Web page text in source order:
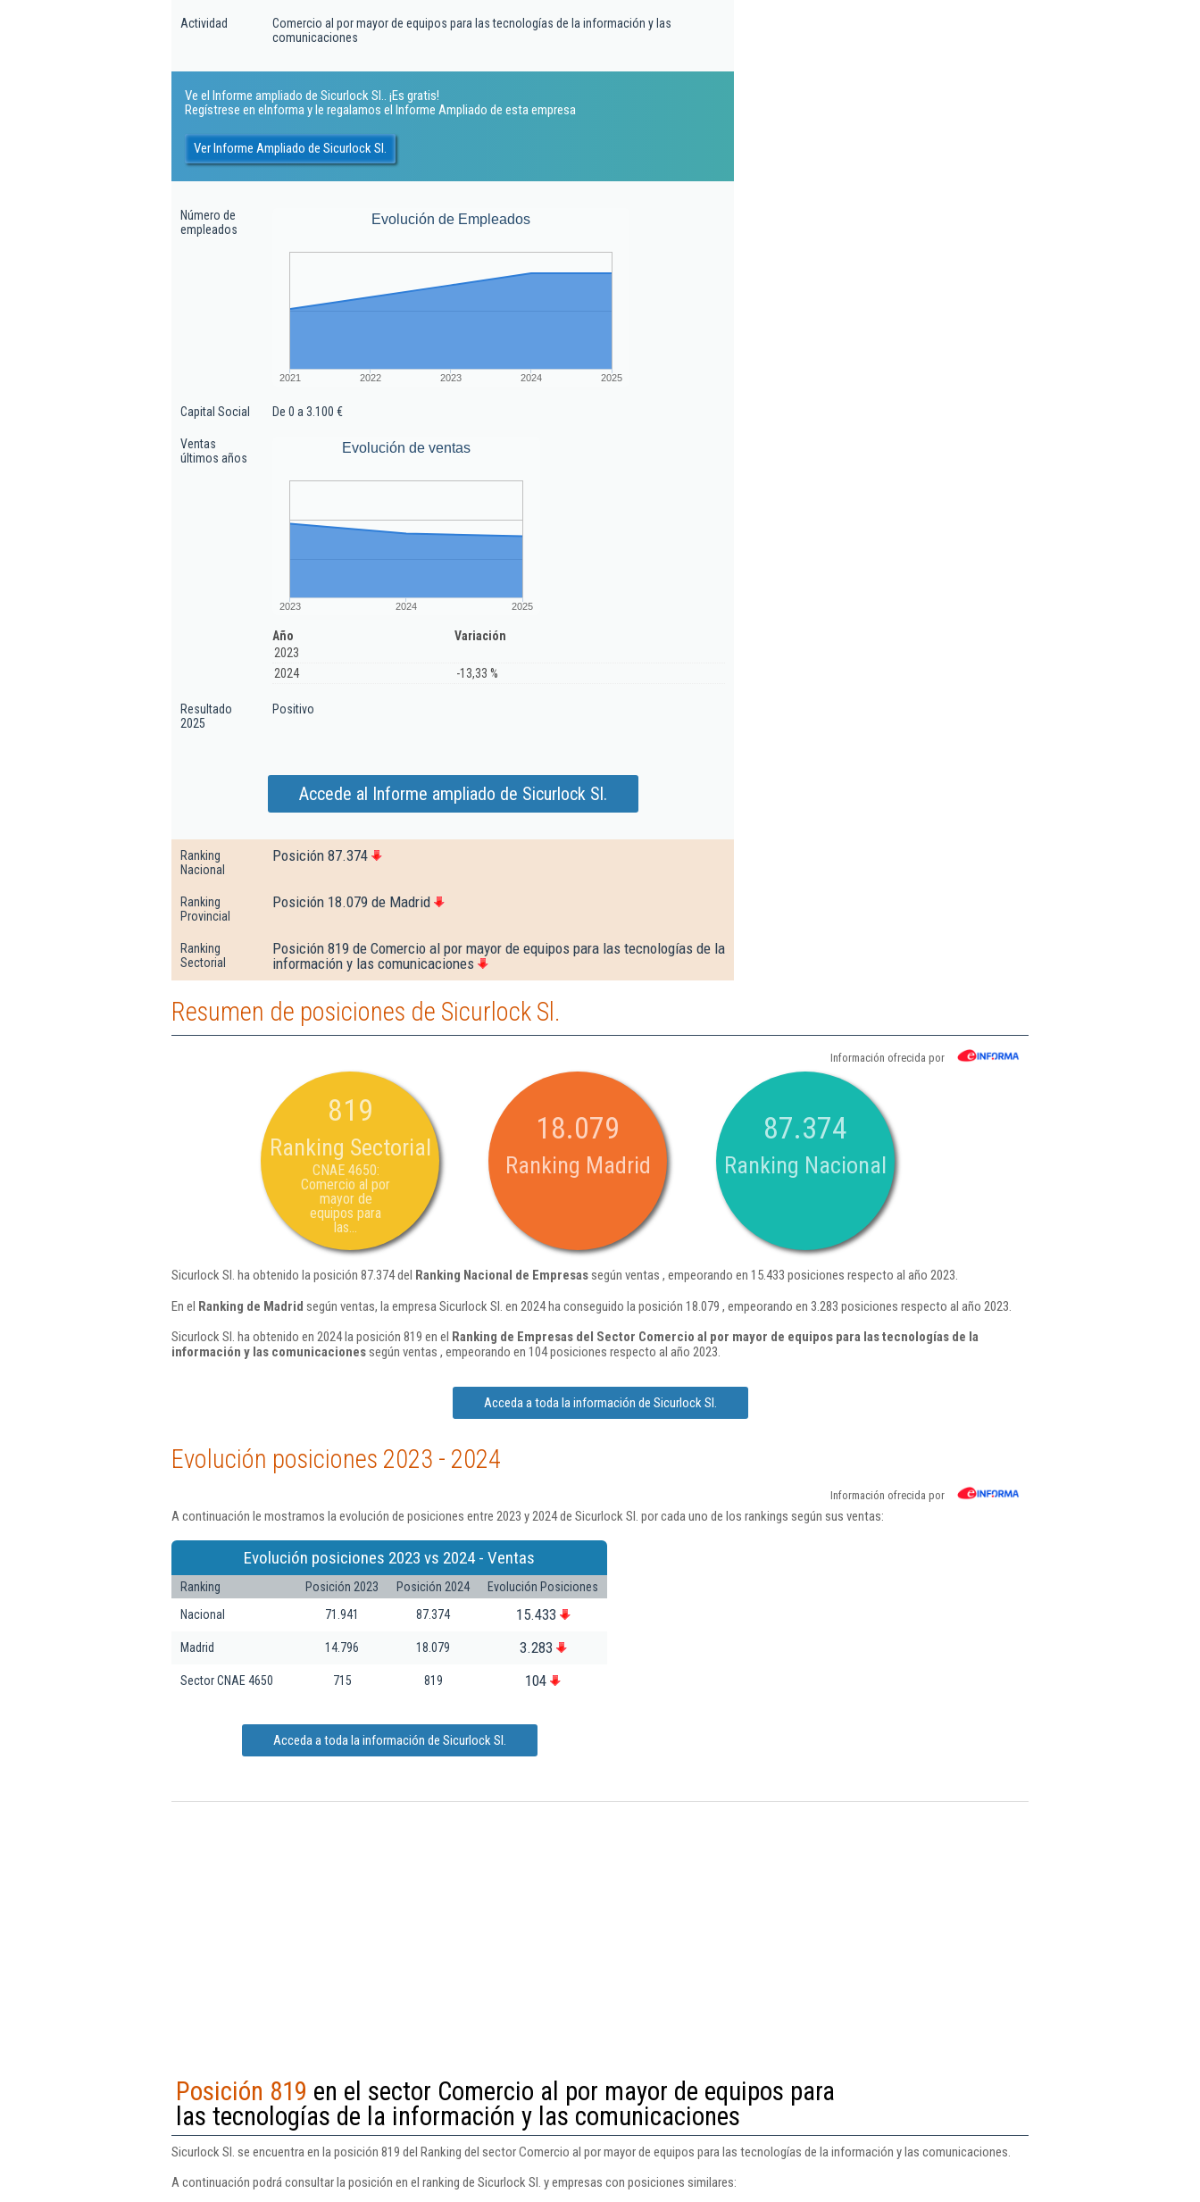
Actividad
Comercio al por mayor de equipos para las tecnologías de la información y las
comunicaciones
Ve el Informe ampliado de Sicurlock Sl.. ¡Es gratis!
Regístrese en eInforma y le regalamos el Informe Ampliado de esta empresa
Ver Informe Ampliado de Sicurlock Sl.
Número de
empleados
Evolución de Empleados
2021 2022 2023 2024 2025
Capital Social De 0 a 3.100 €
Ventas
últimos años
Evolución de ventas
2023 2024 2025
Año
Variación
2023
2024
-13,33 %
Resultado
2025
Positivo
Accede al Informe ampliado de Sicurlock Sl.
Ranking
Nacional
Posición 87.374
Ranking
Provincial
Posición 18.079 de Madrid
Ranking
Sectorial
Posición 819 de Comercio al por mayor de equipos para las tecnologías de la
información y las comunicaciones
Resumen de posiciones de Sicurlock Sl.
Información ofrecida por
819
Ranking Sectorial
CNAE 4650:
Comercio al por
mayor de
equipos para
las...
18.079
Ranking Madrid
87.374
Ranking Nacional
Sicurlock Sl. ha obtenido la posición 87.374 del Ranking Nacional de Empresassegún ventas , empeorando en 15.433 posiciones respecto al año 2023.
En el Ranking de Madrid según ventas, la empresa Sicurlock Sl. en 2024 ha conseguido la posición 18.079 , empeorando en 3.283 posiciones respecto al año 2023.
Sicurlock Sl. ha obtenido en 2024 la posición 819 en el Ranking de Empresas del Sector Comercio al por mayor de equipos para las tecnologías de la
información y las comunicacionessegún ventas , empeorando en 104 posiciones respecto al año 2023.
Acceda a toda la información de Sicurlock Sl.
Evolución posiciones 2023 - 2024
Información ofrecida por
A continuación le mostramos la evolución de posiciones entre 2023 y 2024 de Sicurlock Sl. por cada uno de los rankings según sus ventas:
Evolución posiciones 2023 vs 2024 - Ventas
Ranking Posición 2023 Posición 2024
Evolución Posiciones
Nacional
71.941 87.374 15.433
Madrid 14.796 18.079 3.283
Sector CNAE 4650 715 819 104
Acceda a toda la información de Sicurlock Sl.
Posición 819 en el sector Comercio al por mayor de equipos para
las tecnologías de la información y las comunicaciones
Sicurlock Sl. se encuentra en la posición 819 del Ranking del sector Comercio al por mayor de equipos para las tecnologías de la información y las comunicaciones.
A continuación podrá consultar la posición en el ranking de Sicurlock Sl. y empresas con posiciones similares: